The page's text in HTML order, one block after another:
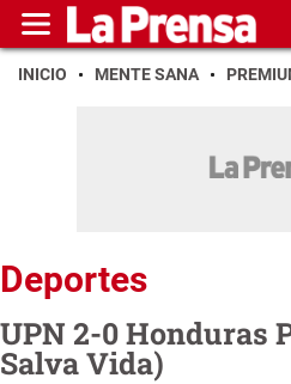
INICIO MENTE SANA
Deportes
UPN 2-0 Honduras
Salva Vida)